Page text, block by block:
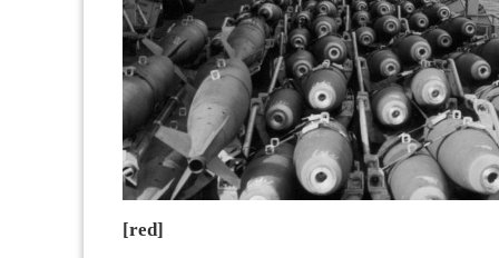
[red]